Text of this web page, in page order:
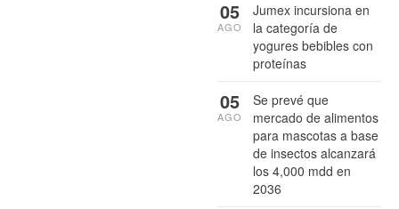
Jumex incursiona en
la categoría de
yogures bebibles con
proteínas
05
AGO
Se prevé que
mercado de alimentos
para mascotas a base
de insectos alcanzará
los 4,000 mdd en
2036
05
AGO